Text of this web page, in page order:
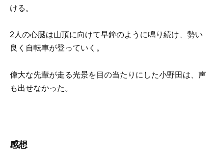
ける。
2人の心臓は山頂に向けて早鐘のように鳴り続け、勢い
良く自転車が登っていく。
偉大な先輩が走る光景を目の当たりにした小野田は、声
も出せなかった。
感想